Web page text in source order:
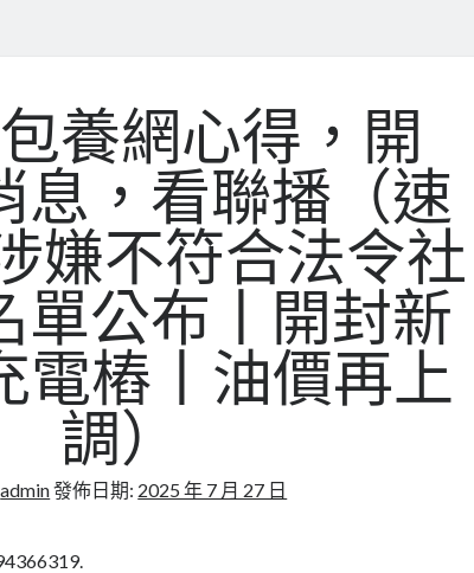
養網心得，開
息，看聯播（速
嫌不符合法令社
單公布丨開封新
電樁丨油價再上
調）
admin發佈日期: 2025 年 7 月 27 日